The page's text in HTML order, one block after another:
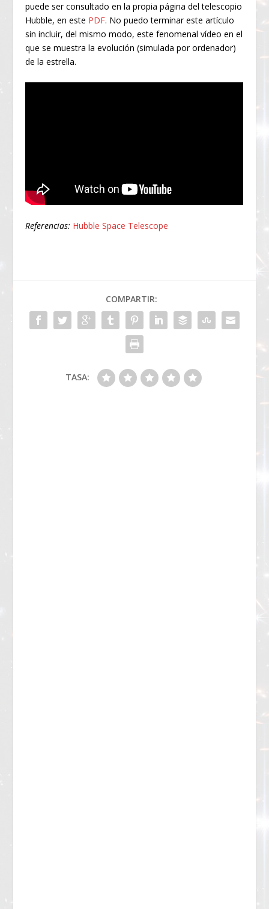
puede ser consultado en la propia página del telescopio
Hubble, en este PDF. No puedo terminar este artículo
sin incluir, del mismo modo, este fenomenal vídeo en el
que se muestra la evolución (simulada por ordenador)
de la estrella.
Referencias: Hubble Space Telescope
COMPARTIR:
TASA: